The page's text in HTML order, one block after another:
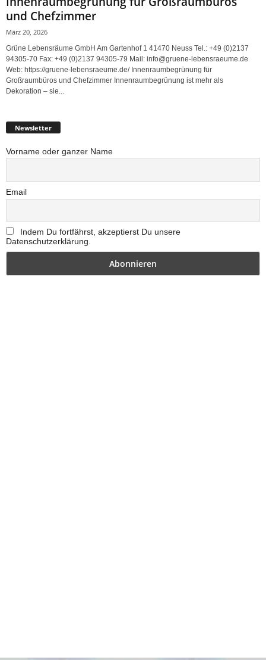
und Chefzimmer
März 20, 2026
Grüne Lebensräume GmbH Am Gartenhof 1 41470 Neuss Tel.: +49 (0)2137
94305-70 Fax: +49 (0)2137 94305-79 Mail: info@gruene-lebensraeume.de
Web: https://gruene-lebensraeume.de/ Innenraumbegrünung für
Großraumbüros und Chefzimmer Innenraumbegrünung ist mehr als
Dekoration – sie...
Newsletter
Vorname oder ganzer Name
Email
Indem Du fortfährst, akzeptierst Du unsere
Datenschutzerklärung.